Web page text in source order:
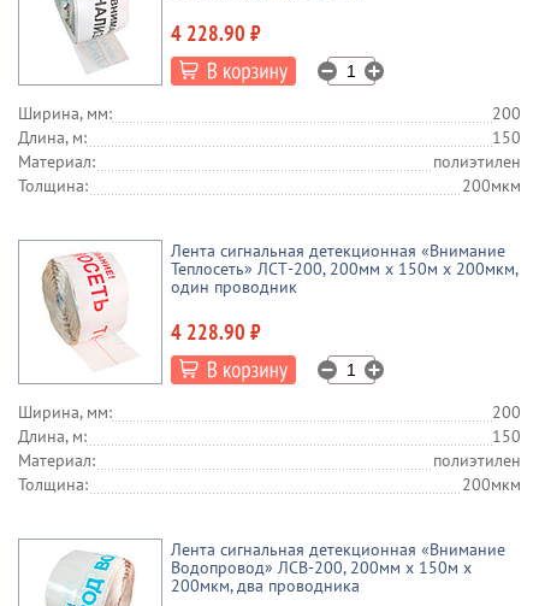
4 228.90 ₽
Ширина, мм:
200
Длина, м:
150
Материал:
полиэтилен
Толщина:
200мкм
Лента сигнальная детекционная «Внимание
Теплосеть» ЛСТ-200, 200мм х 150м х 200мкм,
один проводник
4 228.90 ₽
Ширина, мм:
200
Длина, м:
150
Материал:
полиэтилен
Толщина:
200мкм
Лента сигнальная детекционная «Внимание
Водопровод» ЛСВ-200, 200мм х 150м х
200мкм, два проводника